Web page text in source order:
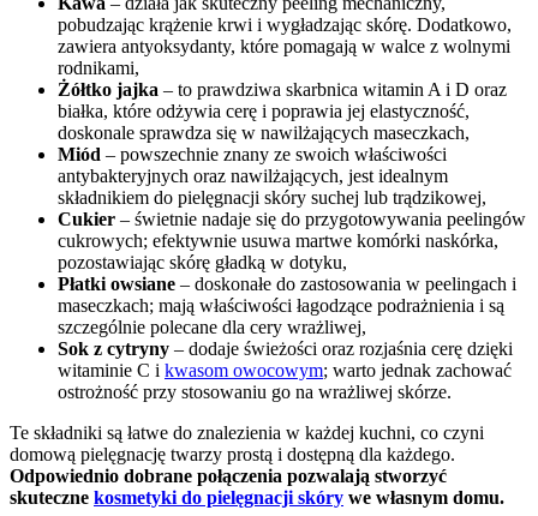
pobudzając krążenie krwi i wygładzając skórę. Dodatkowo,
zawiera antyoksydanty, które pomagają w walce z wolnymi
rodnikami,
Żółtko jajka – to prawdziwa skarbnica witamin A i D oraz
białka, które odżywia cerę i poprawia jej elastyczność,
doskonale sprawdza się w nawilżających maseczkach,
Miód – powszechnie znany ze swoich właściwości
antybakteryjnych oraz nawilżających, jest idealnym
składnikiem do pielęgnacji skóry suchej lub trądzikowej,
Cukier – świetnie nadaje się do przygotowywania peelingów
cukrowych; efektywnie usuwa martwe komórki naskórka,
pozostawiając skórę gładką w dotyku,
Płatki owsiane – doskonałe do zastosowania w peelingach i
maseczkach; mają właściwości łagodzące podrażnienia i są
szczególnie polecane dla cery wrażliwej,
Sok z cytryny – dodaje świeżości oraz rozjaśnia cerę dzięki
witaminie C i kwasom owocowym; warto jednak zachować
ostrożność przy stosowaniu go na wrażliwej skórze.
Te składniki są łatwe do znalezienia w każdej kuchni, co czyni
domową pielęgnację twarzy prostą i dostępną dla każdego.
Odpowiednio dobrane połączenia pozwalają stworzyć
skuteczne kosmetyki do pielęgnacji skóry we własnym domu.